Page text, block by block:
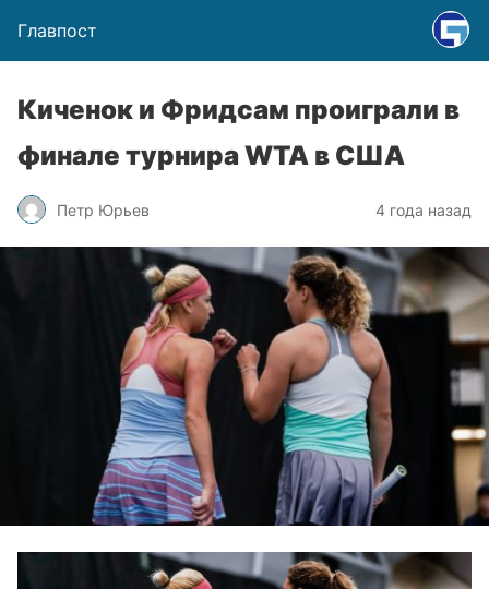
Главпост
Киченок и Фридсам проиграли в
финале турнира WTA в США
Петр Юрьев 4 года назад